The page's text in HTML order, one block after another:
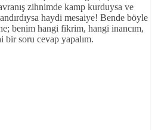
zihnimde kamp kurduysa ve
haydi mesaiye! Bende böyle
benim hangi fikrim, hangi inancım,
bir soru cevap yapalım.